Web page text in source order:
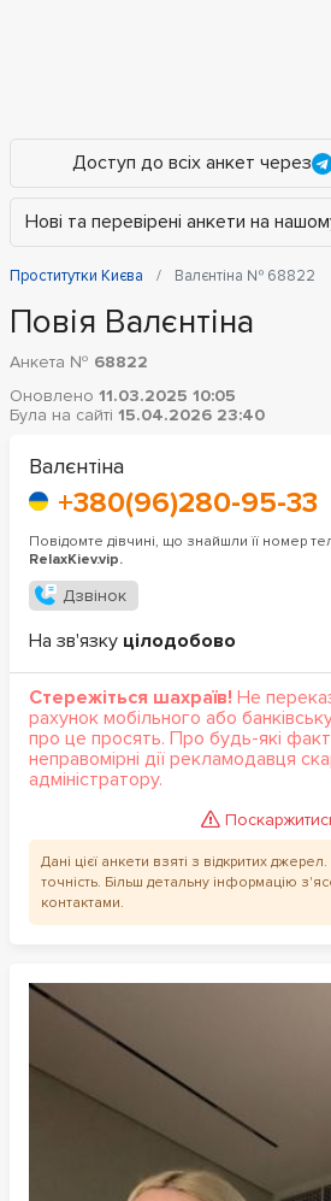
Доступ до всіх анкет через
Нові та перевірені анкети на
Проститутки Києва Валєнтіна № 68822
Повія Валєнтіна
Анкета № 68822
Оновлено 11.03.2025 10:05
Була на сайті 15.04.2026 23:40
Валєнтіна
+380(96)280-95-33
Повідомте дівчині, що знайшли її номер
RelaxKiev.vip.
Дзвінок
На зв'язку цілодобово
Стережіться шахраїв! Не
рахунок мобільного або
про це просять. Про будь-які
неправомірні дії рекламодавця
адміністратору.
Дані цієї анкети взяті з відкритих
точність. Більш детальну інформацію
контактами.